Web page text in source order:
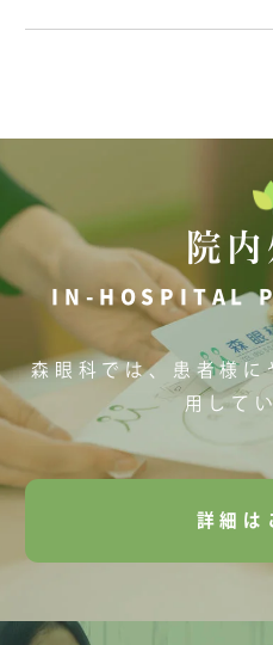
院
IN-HOSPITAL
森眼科では、患者様に
用して
詳細は